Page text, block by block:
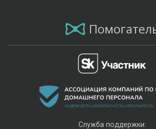
Служба поддержки: